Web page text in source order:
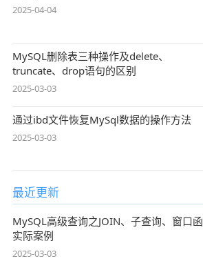
2025-04-04
MySQL删除表三种操作及delete、
truncate、drop语句的区别
2025-03-03
通过ibd文件恢复MySql数据的操作方法
2025-03-03
最近更新
MySQL高级查询之JOIN、子查询、窗口
实际案例
2025-03-03